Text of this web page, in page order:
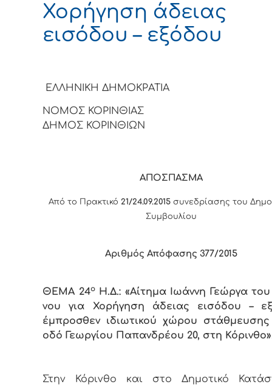
Χορήγηση άδειας
εισόδου – εξόδου
ΕΛΛΗΝΙΚΗ ΔΗΜΟΚΡΑΤΙΑ
ΝΟΜΟΣ ΚΟΡΙΝΘΙΑΣ
ΔΗΜΟΣ ΚΟΡΙΝΘΙΩΝ
ΑΠΟΣΠΑΣΜΑ
Από το Πρακτικό 21/24.09.2015 συνεδρίασης του
Συμβουλίου
Αριθμός Απόφασης 377/2015
ΘΕΜΑ 24οΗ.Δ.: «Αίτημα Ιωάννη Γεώργα
νου για Χορήγηση άδειας εισόδου –
έμπροσθεν ιδιωτικού χώρου
οδό Γεωργίου Παπανδρέου 20, στη
Στην Κόρινθο και στο Δημοτικό